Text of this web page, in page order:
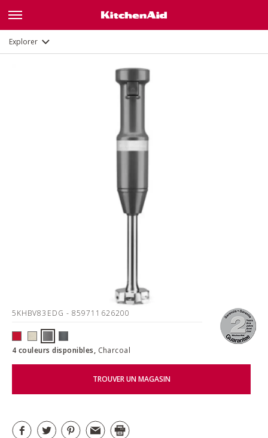
Explorer
5KHBV83EDG - 859711626200
4 couleurs disponibles, Charcoal
TROUVER UN MAGASIN